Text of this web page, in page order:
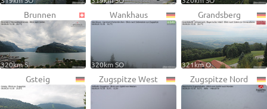
Brunnen
320km S
Wankhaus
320km SO
Grandsberg
321km O
Gsteig Zugspitze West Zugspitze Nord